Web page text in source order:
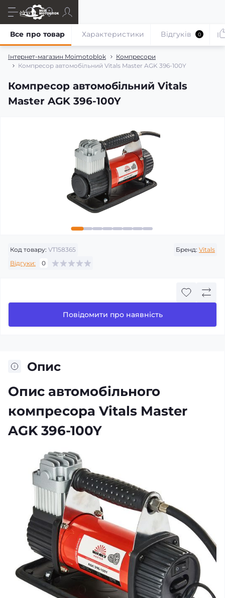
Інтернет-магазин Moimotoblok
Компресори
Компресор автомобільний Vitals Master AGK 396-100Y
Компресор автомобільний Vitals
Master AGK 396-100Y
Все про товар Характеристики Відгуків 0
Код товару: VT158365 Бренд: Vitals
Відгуки:
0
Повідомити про наявність
Опис
Опис автомобільного
компресора Vitals Master
AGK 396-100Y